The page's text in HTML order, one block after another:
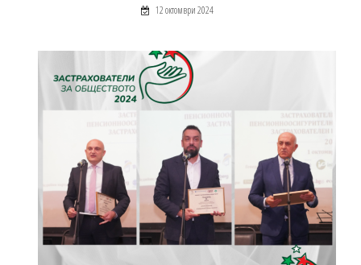
12 октомври 2024